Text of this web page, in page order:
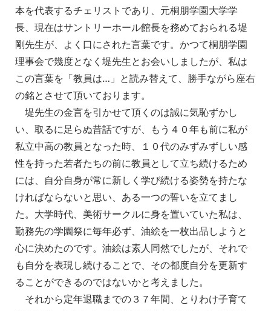
本を代表するチェリストであり、元桐朋学園大学学
長、現在はサントリーホール館長を務めておられる堤
剛先生が、よく口にされた言葉です。かつて桐朋学園
理事会で幾度となく堤先生とお会いしましたが、私は
この言葉を「教員は…」と読み替えて、勝手ながら座右
の銘とさせて頂いております。
堤先生の金言を引かせて頂くのは誠に気恥ずかし
い、取るに足らぬ昔話ですが、もう４０年も前に私が
私立中高の教員となった時、１０代のみずみずしい感
性を持った若者たちの前に教員として立ち続けるため
には、自分自身が常に新しく学び続ける姿勢を持たな
ければならないと思い、ある一つの誓いを立てまし
た。大学時代、美術サークルに身を置いていた私は、
勤務先の学園祭に毎年必ず、油絵を一枚出品しようと
心に決めたのです。油絵は素人同然でしたが、それで
も自分を表現し続けることで、その都度自分を更新す
ることができるのではないかと考えました。
それから定年退職までの３７年間、とりわけ子育て